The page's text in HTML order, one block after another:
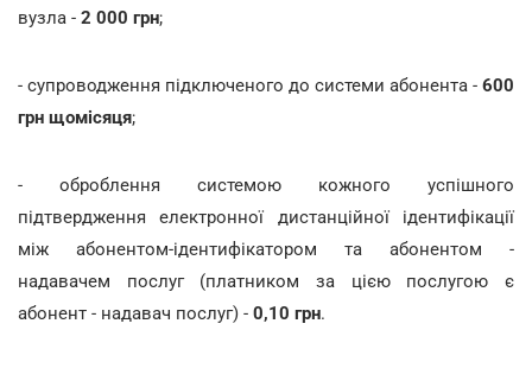
вузла - 2 000 грн;
- супроводження підключеного до системи абонента - 600
грн щомісяця;
- оброблення системою кожного успішного
підтвердження електронної дистанційної ідентифікації
між абонентом-ідентифікатором та абонентом -
надавачем послуг (платником за цією послугою є
абонент - надавач послуг) - 0,10 грн.